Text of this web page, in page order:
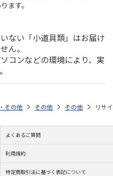
ます。
ない「小道具類」はお届け
ん。
コンなどの環境により、実
その他 その他 その他 リサ
よくあるご質問
利用規約
特定商取引法に基づく表記について